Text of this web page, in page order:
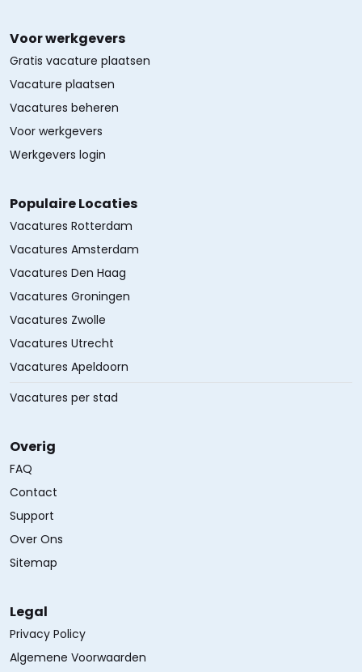
Voor werkgevers
Gratis vacature plaatsen
Vacature plaatsen
Vacatures beheren
Voor werkgevers
Werkgevers login
Populaire Locaties
Vacatures Rotterdam
Vacatures Amsterdam
Vacatures Den Haag
Vacatures Groningen
Vacatures Zwolle
Vacatures Utrecht
Vacatures Apeldoorn
Vacatures per stad
Overig
FAQ
Contact
Support
Over Ons
Sitemap
Legal
Privacy Policy
Algemene Voorwaarden